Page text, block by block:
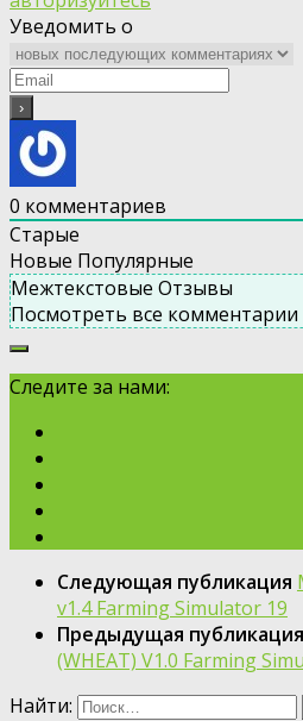
Уведомить о
0 комментариев
Старые
Новые Популярные
Межтекстовые Отзывы
Посмотреть все комментарии
Следите за нами:
Следующая публикация
v1.4 Farming Simulator 19
Предыдущая публикация
(WHEAT) V1.0 Farming
Найти: